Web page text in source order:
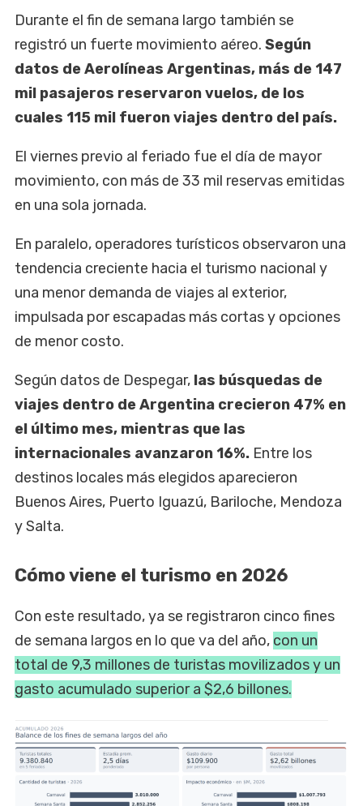
Durante el fin de semana largo también se
registró un fuerte movimiento aéreo. Según
datos de Aerolíneas Argentinas, más de 147
mil pasajeros reservaron vuelos, de los
cuales 115 mil fueron viajes dentro del país.
El viernes previo al feriado fue el día de mayor
movimiento, con más de 33 mil reservas emitidas
en una sola jornada.
En paralelo, operadores turísticos observaron una
tendencia creciente hacia el turismo nacional y
una menor demanda de viajes al exterior,
impulsada por escapadas más cortas y opciones
de menor costo.
Según datos de Despegar, las búsquedas de
viajes dentro de Argentina crecieron 47% en
el último mes, mientras que las
internacionales avanzaron 16%. Entre los
destinos locales más elegidos aparecieron
Buenos Aires, Puerto Iguazú, Bariloche, Mendoza
y Salta.
Cómo viene el turismo en 2026
Con este resultado, ya se registraron cinco fines
de semana largos en lo que va del año, con un
total de 9,3 millones de turistas movilizados y un
gasto acumulado superior a $2,6 billones.